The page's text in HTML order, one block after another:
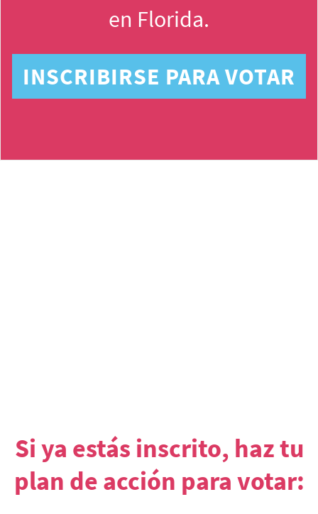
en Florida.
INSCRIBIRSE PARA VOTAR
Si ya estás inscrito, haz tu
plan de acción para votar: